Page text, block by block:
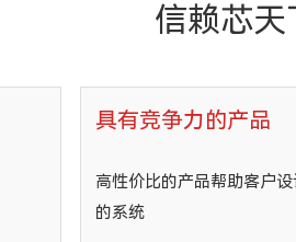
信赖芯天
具有竞争力的产品
高性价比的产品帮助客户
的系统